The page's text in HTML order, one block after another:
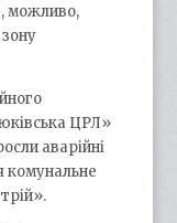
можливо,
ЦРЛ»
аварійні
комунальне